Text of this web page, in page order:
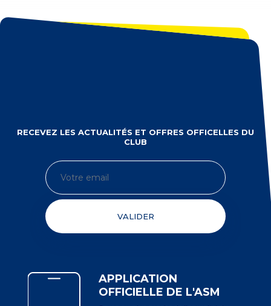
RECEVEZ LES ACTUALITÉS ET OFFRES OFFICELLES DU
CLUB
VALIDER
APPLICATION
OFFICIELLE DE L'ASM